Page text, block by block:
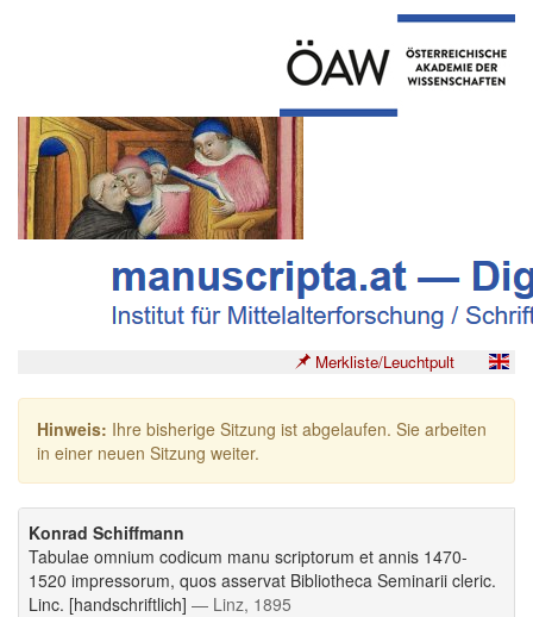
Merkliste/Leuchtpult
Hinweis: Ihre bisherige Sitzung ist abgelaufen. Sie arbeiten
in einer neuen Sitzung weiter.
Konrad Schiffmann
Tabulae omnium codicum manu scriptorum et annis 1470-
1520 impressorum, quos asservat Bibliotheca Seminarii cleric.
Linc. [handschriftlich] — Linz, 1895